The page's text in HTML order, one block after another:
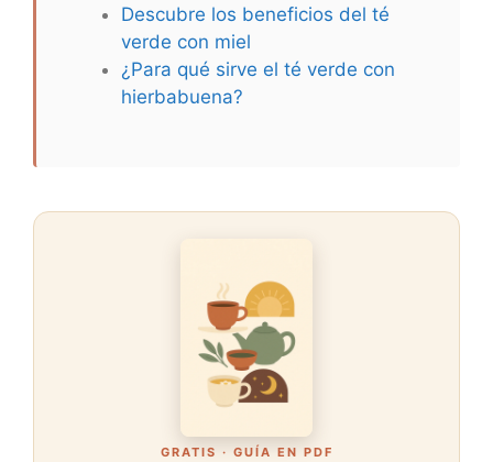
Descubre los beneficios del té
verde con miel
¿Para qué sirve el té verde con
hierbabuena?
GRATIS · GUÍA EN PDF